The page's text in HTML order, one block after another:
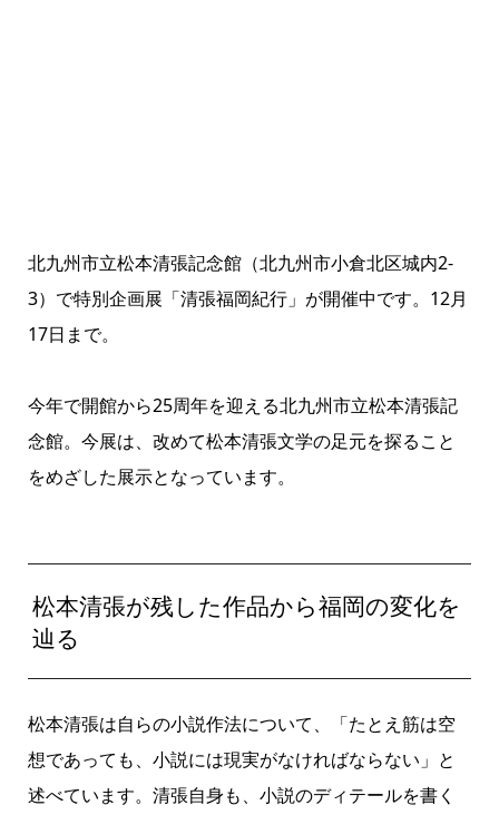
北九州市立松本清張記念館（北九州市小倉北区城内2-
3）で特別企画展「清張福岡紀行」が開催中です。12月
17日まで。
今年で開館から25周年を迎える北九州市立松本清張記
念館。今展は、改めて松本清張文学の足元を探ること
をめざした展示となっています。
松本清張が残した作品から福岡の変化を
辿る
松本清張は自らの小説作法について、「たとえ筋は空
想であっても、小説には現実がなければならない」と
述べています。清張自身も、小説のディテールを書く